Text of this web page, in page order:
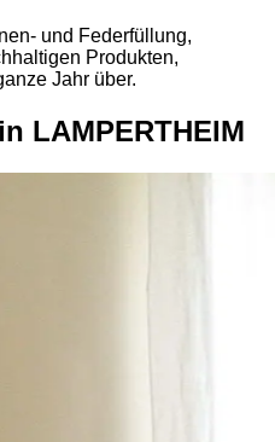
und Federfüllung,
Produkten,
Jahr über.
LAMPERTHEIM